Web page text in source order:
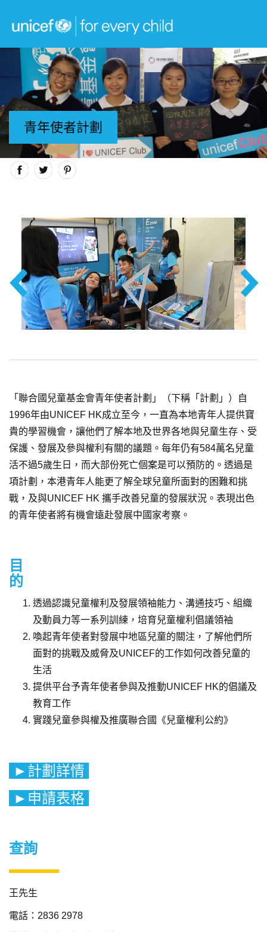
青年使者計劃
「聯合國兒童基金會青年使者計劃」（下稱「計劃」）自
1996年由UNICEF HK成立至今，一直為本地青年人提供寶
貴的學習機會，讓他們了解本地及世界各地與兒童生存、受
保護、發展及參與權利有關的議題。每年仍有584萬名兒童
活不過5歲生日，而大部份死亡個案是可以預防的。透過是
項計劃，本港青年人能更了解全球兒童所面對的困難和挑
戰，及與UNICEF HK 攜手改善兒童的發展狀況。表現出色
的青年使者將有機會遠赴發展中國家考察。
目
的
透過認識兒童權利及發展領袖能力、溝通技巧、組織
及動員力等一系列訓練，培育兒童權利倡議領袖
喚起青年使者對發展中地區兒童的關注，了解他們所
面對的挑戰及威脅及UNICEF的工作如何改善兒童的
生活
提供平台予青年使者參與及推動UNICEF HK的倡議及
教育工作
實踐兒童參與權及推廣聯合國《兒童權利公約》
► 計劃詳情
► 申請表格
查詢
王先生
電話：2836 2978